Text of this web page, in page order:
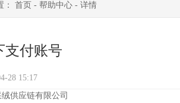
： 首页 - 帮助中心 - 详情
支付账号
28 15:17
供应链有限公司